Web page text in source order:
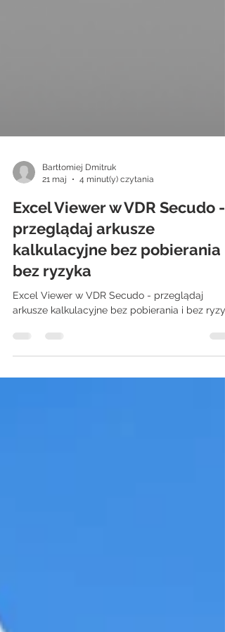
21 maj
4 minut(y) czytania
Excel Viewer w VDR Secudo -
przeglądaj arkusze
kalkulacyjne bez pobierania i
bez ryzyka
Excel Viewer w VDR Secudo - przeglądaj
arkusze kalkulacyjne bez pobierania i bez